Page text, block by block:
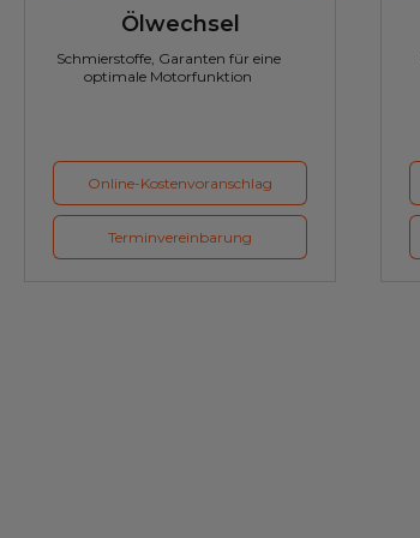
Ölwechsel
Schmierstoffe, Garanten für eine
optimale Motorfunktion
Online-Kostenvoranschlag
Terminvereinbarung